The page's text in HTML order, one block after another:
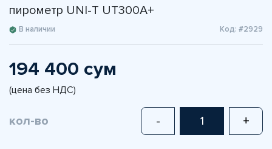
пирометр UNI-T UT300A+
В наличии Код: #2929
194 400 сум
(цена без НДС)
кол-во - +